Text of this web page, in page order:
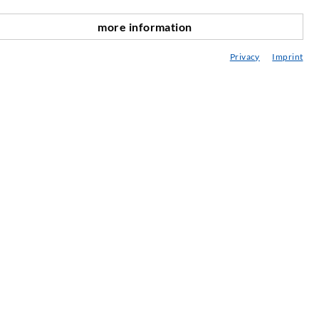
more information
Privacy Imprint